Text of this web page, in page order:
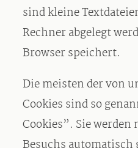
sind kleine
Rechner abgelegt
Browser speichert.
Die meisten der von
Cookies sind so
Cookies”. Sie werden